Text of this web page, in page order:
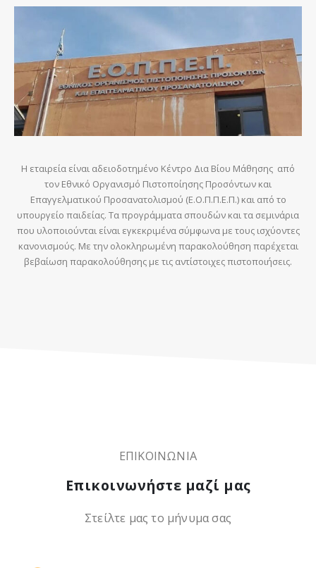
Η εταιρεία είναι αδειοδοτημένο Κέντρο Δια Βίου Μάθησης από
τον Εθνικό Οργανισμό Πιστοποίησης Προσόντων και
Επαγγελματικού Προσανατολισμού (Ε.Ο.Π.Π.Ε.Π.) και από το
υπουργείο παιδείας. Τα προγράμματα σπουδών και τα σεμινάρια
που υλοποιούνται είναι εγκεκριμένα σύμφωνα με τους ισχύοντες
κανονισμούς. Με την ολοκληρωμένη παρακολούθηση παρέχεται
βεβαίωση παρακολούθησης με τις αντίστοιχες πιστοποιήσεις.
ΕΠΙΚΟΙΝΩΝΙΑ
Επικοινωνήστε μαζί μας
Στείλτε μας το μήνυμα σας